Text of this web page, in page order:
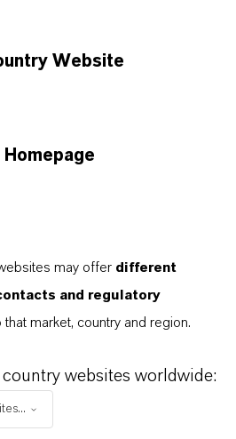
Goncalves
Website
may offer different
and regulatory
market, country and region.
websites worldwide: